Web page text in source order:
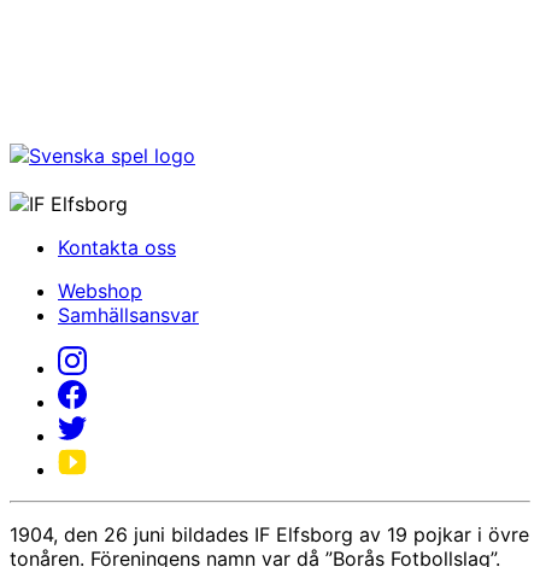
Kontakta oss
Webshop
Samhällsansvar
1904, den 26 juni bildades IF Elfsborg av 19 pojkar i övre
tonåren. Föreningens namn var då ”Borås Fotbollslag”.